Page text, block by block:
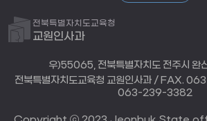
전북특별자치도교육청
교원인사과
우)55065, 전북특별자치도 전주시 완
전북특별자치도교육청 교원인사과 / FAX.
063-239-3382